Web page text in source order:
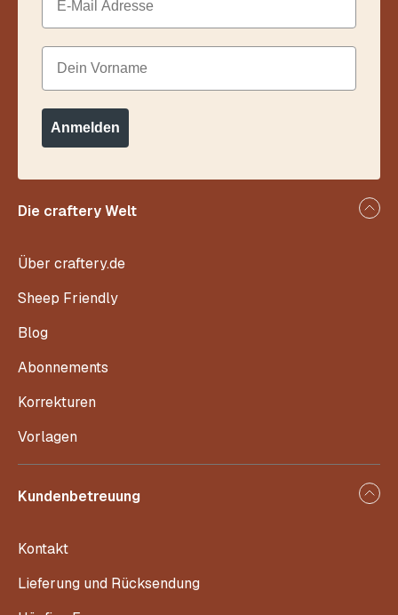
Die craftery Welt
Über craftery.de
Sheep Friendly
Blog
Abonnements
Korrekturen
Vorlagen
Kundenbetreuung
Kontakt
Lieferung und Rücksendung
Dein Vorname
Anmelden